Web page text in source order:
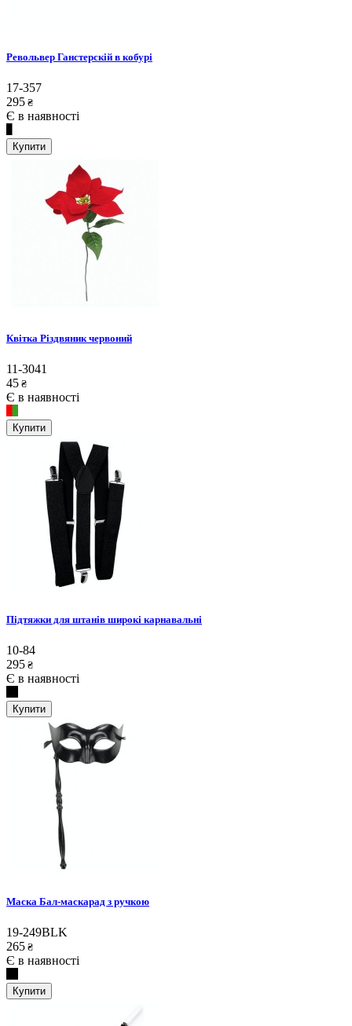
Револьвер Ганстерскій в кобурі
17-357
295 ₴
Є в наявності
Купити
Квітка Різдвяник червоний
11-3041
45 ₴
Є в наявності
Купити
Підтяжки для штанів широкі карнавальні
10-84
295 ₴
Є в наявності
Купити
Маска Бал-маскарад з ручкою
19-249BLK
265 ₴
Є в наявності
Купити